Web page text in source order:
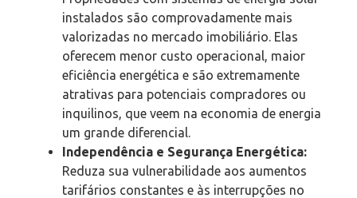
instalados são comprovadamente mais
valorizadas no mercado imobiliário. Elas
oferecem menor custo operacional, maior
eficiência energética e são extremamente
atrativas para potenciais compradores ou
inquilinos, que veem na economia de energia
um grande diferencial.
Independência e Segurança Energética:
Reduza sua vulnerabilidade aos aumentos
tarifários constantes e às interrupções no